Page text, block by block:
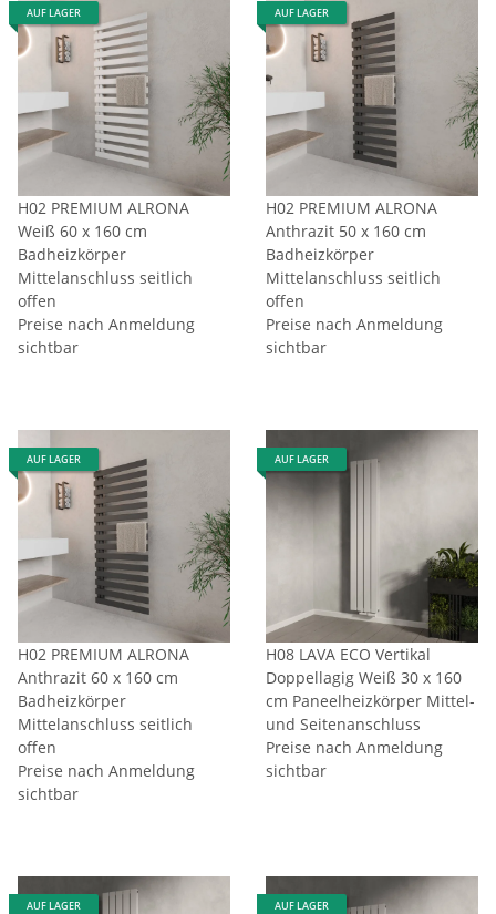
AUF LAGER
H02 PREMIUM ALRONA
Weiß 60 x 160 cm
Badheizkörper
Mittelanschluss seitlich
offen
Preise nach Anmeldung
sichtbar
AUF LAGER
H02 PREMIUM ALRONA
Anthrazit 50 x 160 cm
Badheizkörper
Mittelanschluss seitlich
offen
Preise nach Anmeldung
sichtbar
AUF LAGER
H02 PREMIUM ALRONA
Anthrazit 60 x 160 cm
Badheizkörper
Mittelanschluss seitlich
offen
Preise nach Anmeldung
sichtbar
AUF LAGER
H08 LAVA ECO Vertikal
Doppellagig Weiß 30 x 160
cm Paneelheizkörper Mittel-
und Seitenanschluss
Preise nach Anmeldung
sichtbar
AUF LAGER AUF LAGER